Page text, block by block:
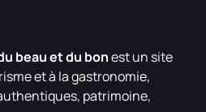
beau et du bonest un site
et à la gastronomie,
patrimoine,